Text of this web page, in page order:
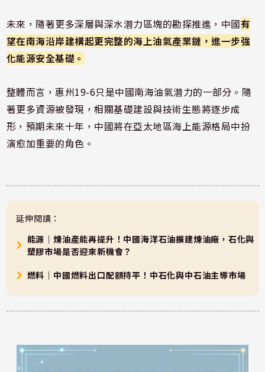
未來，隨著更多深層與深水潛力區塊的勘探推進，中國有
望在南海沿岸建構起更完整的海上油氣產業鏈，進一步強
化能源安全基礎。
整體而言，惠州19-6只是中國南海油氣潛力的一部分。隨
著更多資源被發現，相關基礎建設與技術生態將逐步成
形，預期未來十年，中國將在亞太地區海上能源格局中扮
演愈加重要的角色。
延伸閱讀：
能源｜煉油產能再提升！中國海洋石油擴建煉油廠，石化與
塑膠市場是否迎來新機會？
燃料｜中國燃料出口配額持平！中石化與中石油主導市場